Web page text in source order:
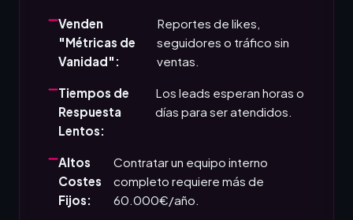
Venden
"Métricas de
Vanidad":
Reportes de likes,
seguidores o tráfico sin
ventas.
Tiempos de
Respuesta
Lentos:
Los leads esperan horas o
días para ser atendidos.
Altos
Costes
Fijos:
Contratar un equipo interno
completo requiere más de
60.000€/año.